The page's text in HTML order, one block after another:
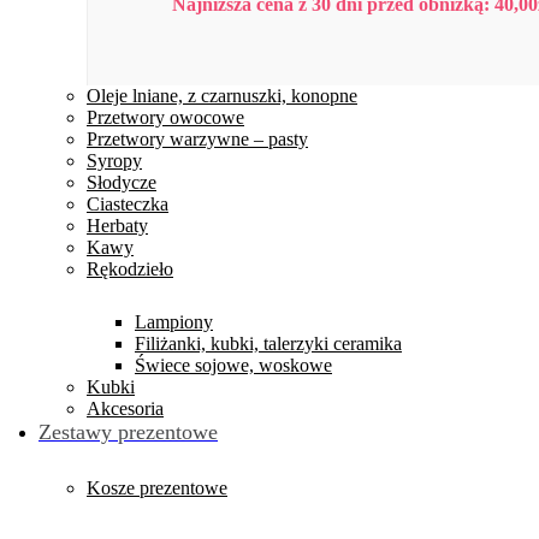
Oleje lniane, z czarnuszki, konopne
Przetwory owocowe
Przetwory warzywne – pasty
Syropy
Słodycze
Ciasteczka
Herbaty
Kawy
Rękodzieło
Lampiony
Filiżanki, kubki, talerzyki ceramika
Świece sojowe, woskowe
Kubki
Akcesoria
Zestawy prezentowe
Kosze prezentowe